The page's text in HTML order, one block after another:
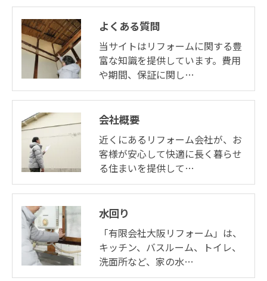
よくある質問
当サイトはリフォームに関する豊
富な知識を提供しています。費用
や期間、保証に関し…
会社概要
近くにあるリフォーム会社が、お
客様が安心して快適に長く暮らせ
る住まいを提供して…
水回り
「有限会社大阪リフォーム」は、
キッチン、バスルーム、トイレ、
洗面所など、家の水…